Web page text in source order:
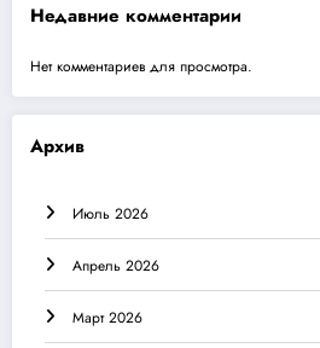
Недавние комментарии
Нет комментариев для просмотра.
Архив
Июль 2026
Апрель 2026
Март 2026